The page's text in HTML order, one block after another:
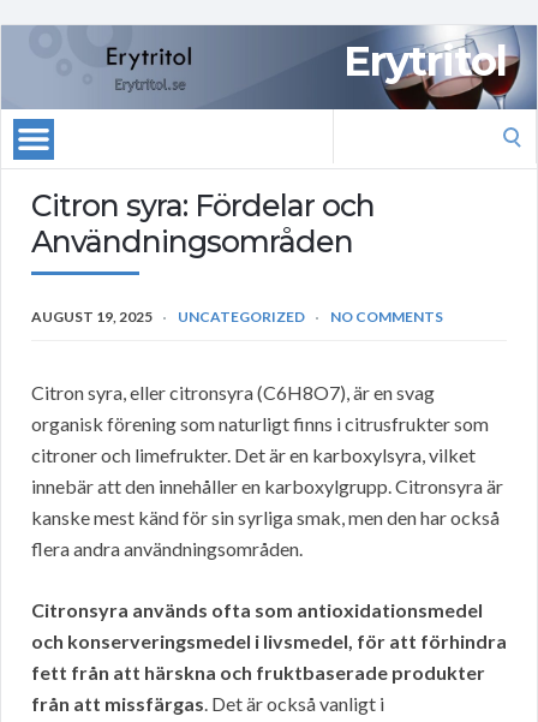
Erytritol
Citron syra: Fördelar och
Användningsområden
AUGUST 19, 2025 UNCATEGORIZED NO COMMENTS
Citron syra, eller citronsyra (C6H8O7), är en svag
organisk förening som naturligt finns i citrusfrukter som
citroner och limefrukter. Det är en karboxylsyra, vilket
innebär att den innehåller en karboxylgrupp. Citronsyra är
kanske mest känd för sin syrliga smak, men den har också
flera andra användningsområden.
Citronsyra används ofta som antioxidationsmedel
och konserveringsmedel i livsmedel, för att förhindra
fett från att härskna och fruktbaserade produkter
från att missfärgas. Det är också vanligt i